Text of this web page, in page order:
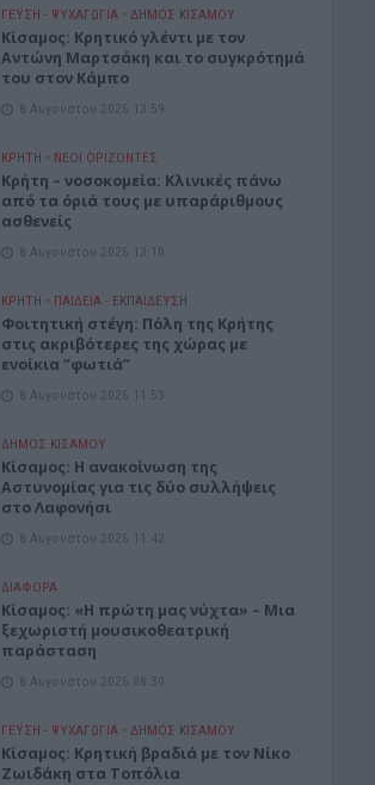
ΓΕΎΣΗ - ΨΥΧΑΓΩΓΊΑ • ΔΉΜΟΣ ΚΙΣΆΜΟΥ
Kίσαμος: Κρητικό γλέντι με τον
Αντώνη Μαρτσάκη και το συγκρότημά
του στον Κάμπο
8 Αυγούστου 2026 13:59
ΚΡΗΤΗ • ΝΕΟΙ ΟΡΙΖΟΝΤΕΣ
Κρήτη – νοσοκομεία: Κλινικές πάνω
από τα όριά τους με υπαράριθμους
ασθενείς
8 Αυγούστου 2026 13:10
ΚΡΗΤΗ • ΠΑΙΔΕΙΑ - ΕΚΠΑΙΔΕΥΣΗ
Φοιτητική στέγη: Πόλη της Κρήτης
στις ακριβότερες της χώρας με
ενοίκια “φωτιά”
8 Αυγούστου 2026 11:53
ΔΉΜΟΣ ΚΙΣΆΜΟΥ
Κίσαμος: Η ανακοίνωση της
Αστυνομίας για τις δύο συλλήψεις
στο Λαφονήσι
8 Αυγούστου 2026 11:42
ΔΙΆΦΟΡΑ
Κίσαμος: «Η πρώτη μας νύχτα» – Μια
ξεχωριστή μουσικοθεατρική
παράσταση
8 Αυγούστου 2026 08:30
ΓΕΎΣΗ - ΨΥΧΑΓΩΓΊΑ • ΔΉΜΟΣ ΚΙΣΆΜΟΥ
Kίσαμος: Κρητική βραδιά με τον Νίκο
Ζωιδάκη στα Τοπόλια